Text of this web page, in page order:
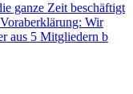
ganze Zeit beschäftigt
Wir
aus 5 Mitgliedern b